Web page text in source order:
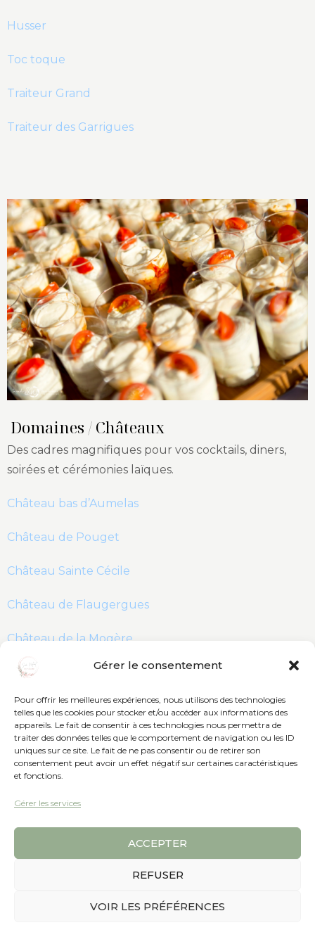
Gérer le consentement
Pour offrir les meilleures expériences, nous utilisons des technologies
telles que les cookies pour stocker et/ou accéder aux informations des
appareils. Le fait de consentir à ces technologies nous permettra de
traiter des données telles que le comportement de navigation ou les ID
uniques sur ce site. Le fait de ne pas consentir ou de retirer son
consentement peut avoir un effet négatif sur certaines caractéristiques
et fonctions.
Gérer les services
ACCEPTER
REFUSER
VOIR LES PRÉFÉRENCES
Husser
Toc toque
Traiteur Grand
Traiteur des Garrigues
Domaines / Châteaux
Des cadres magnifiques pour vos cocktails, diners,
soirées et cérémonies laïques.
Château bas d’Aumelas
Château de Pouget
Château Sainte Cécile
Château de Flaugergues
Château de la Mogère
Domaine de Verchant
Château de Rieutort
La baraque de Sérignac
Château de la Banquière
Chateau de Malmont